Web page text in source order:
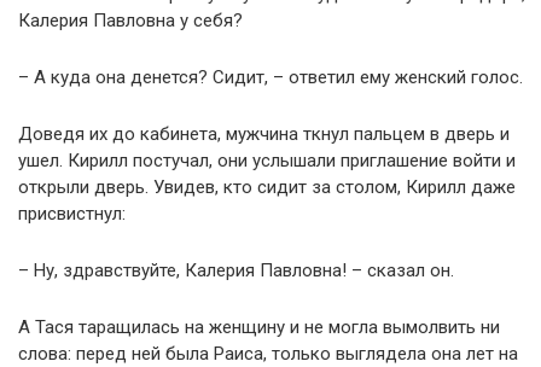
Калерия Павловна у себя?
– А куда она денется? Сидит, – ответил ему женский голос.
Доведя их до кабинета, мужчина ткнул пальцем в дверь и
ушел. Кирилл постучал, они услышали приглашение войти и
открыли дверь. Увидев, кто сидит за столом, Кирилл даже
присвистнул:
– Ну, здравствуйте, Калерия Павловна! – сказал он.
А Тася таращилась на женщину и не могла вымолвить ни
слова: перед ней была Раиса, только выглядела она лет на